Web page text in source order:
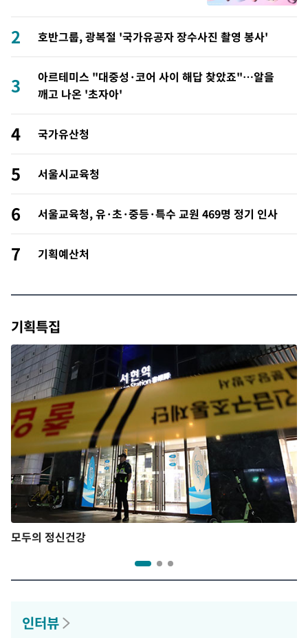
2 호반그룹, 광복절 '국가유공자 장수사진 촬영 봉사'
3
아르테미스 "대중성·코어 사이 해답 찾았죠"…알을
깨고 나온 '초자아'
4 국가유산청
5 서울시교육청
6 서울교육청, 유·초·중등·특수 교원 469명 정기 인사
7 기획예산처
기획특집
모두의 정신건강
인터뷰